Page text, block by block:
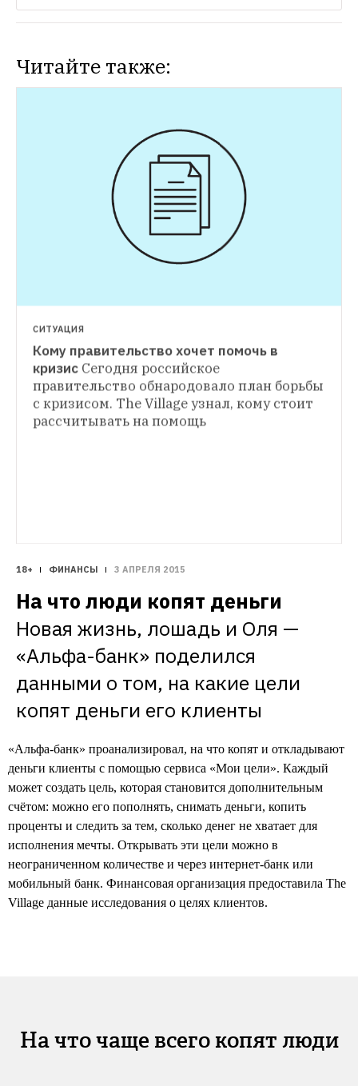
Читайте также:
СИТУАЦИЯ
Кому правительство хочет помочь в
кризис Сегодня российское
правительство обнародовало план борьбы
с кризисом. The Village узнал, кому стоит
рассчитывать на помощь
18+ ФИНАНСЫ 3 АПРЕЛЯ 2015
На что люди копят деньги
Новая жизнь, лошадь и Оля —
«Альфа-банк» поделился
данными о том, на какие цели
копят деньги его клиенты
«Альфа-банк» проанализировал, на что копят и откладывают
деньги клиенты с помощью сервиса «Мои цели». Каждый
может создать цель, которая становится дополнительным
счётом: можно его пополнять, снимать деньги, копить
проценты и следить за тем, сколько денег не хватает для
исполнения мечты. Открывать эти цели можно в
неограниченном количестве и через интернет-банк или
мобильный банк. Финансовая организация предоставила The
Village данные исследования о целях клиентов.
На что чаще всего копят люди